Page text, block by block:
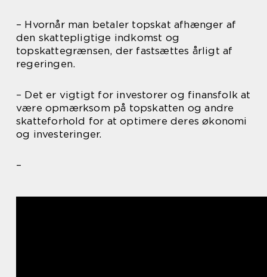
– Hvornår man betaler topskat afhænger af
den skattepligtige indkomst og
topskattegrænsen, der fastsættes årligt af
regeringen.
– Det er vigtigt for investorer og finansfolk at
være opmærksom på topskatten og andre
skatteforhold for at optimere deres økonomi
og investeringer.
–